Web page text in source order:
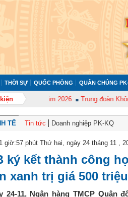
THỜI SỰ QUỐC PHÒNG QUÂN CHỦNG
bộ năm 2026 Trung đoàn Không
TẾ Tin tức Doanh nghiệp PK-KQ
giờ:57 phút Thứ hai, ngày 24 tháng 11 ,
ký kết thành công
xanh trị giá 500
24-11, Ngân hàng TMCP Quân